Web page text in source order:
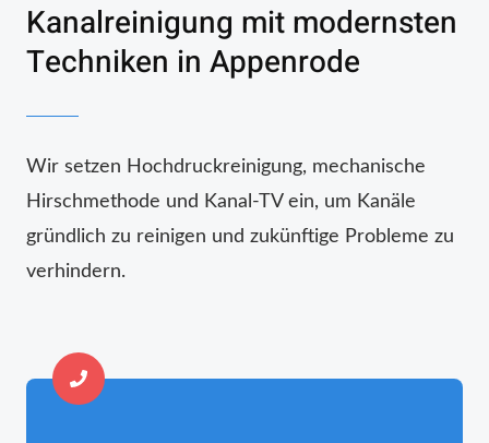
Kanalreinigung mit modernsten
Techniken in Appenrode
Wir setzen Hochdruckreinigung, mechanische
Hirschmethode und Kanal-TV ein, um Kanäle
gründlich zu reinigen und zukünftige Probleme zu
verhindern.